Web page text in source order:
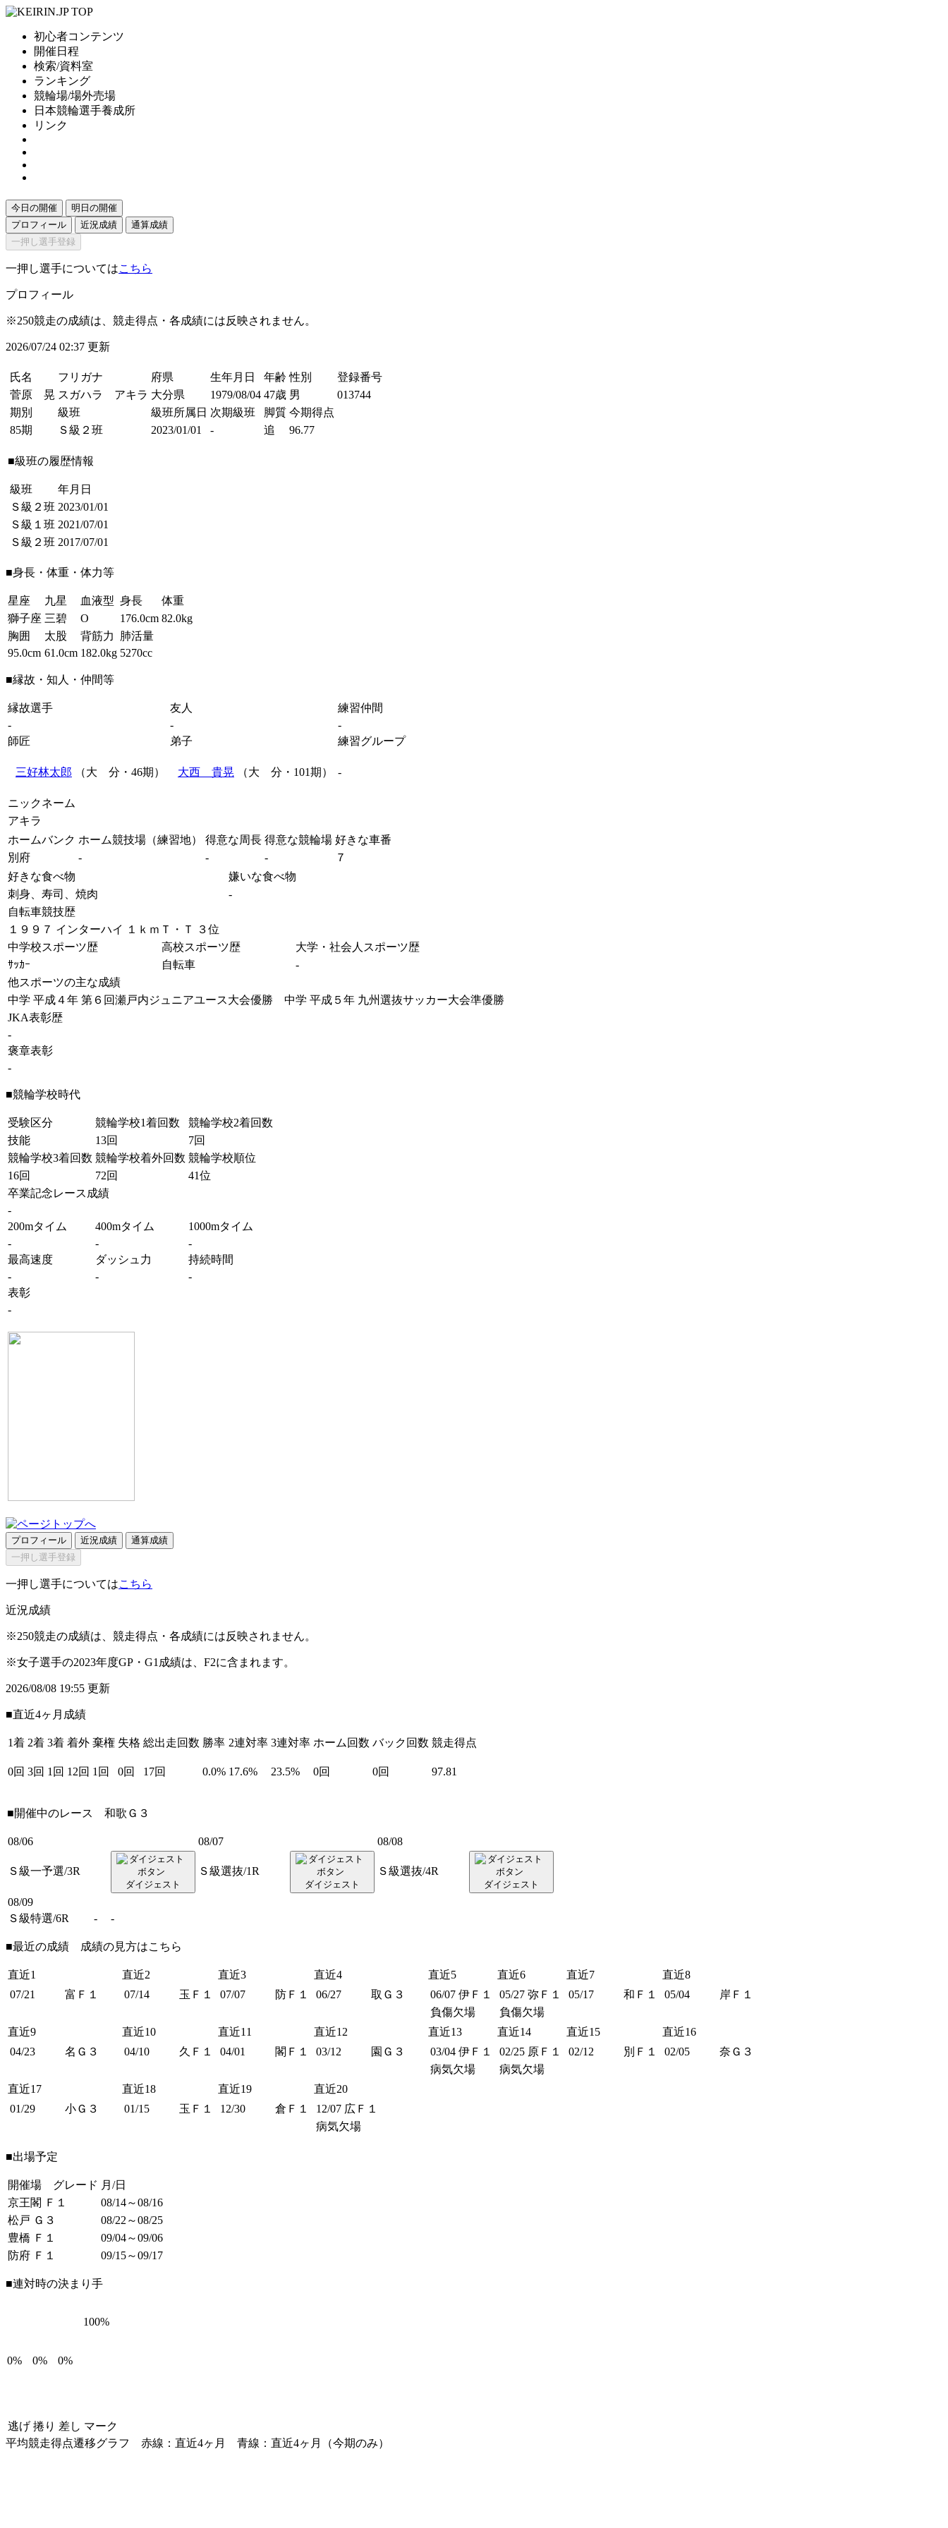
初心者コンテンツ
開催日程
検索/資料室
ランキング
競輪場/場外売場
日本競輪選手養成所
リンク
今日の開催
明日の開催
プロフィール
近況成績
通算成績
一押し選手登録
一押し選手についてはこちら
プロフィール
※250競走の成績は、競走得点・各成績には反映されません。
2026/07/24 02:37 更新
氏名 フリガナ 府県 生年月日 年齢 性別
登録番号
菅原 晃 スガハラ アキラ 大分県 1979/08/04 47歳 男
013744
期別
級班 級班所属日 次期級班 脚質 今期得点
85期
Ｓ級２班 2023/01/01 - 追 96.77
■級班の履歴情報
級班
年月日
Ｓ級２班 2023/01/01
Ｓ級１班 2021/07/01
Ｓ級２班 2017/07/01
■身長・体重・体力等
星座 九星 血液型 身長
体重
獅子座 三碧 O 176.0cm 82.0kg
胸囲
太股 背筋力
肺活量
95.0cm 61.0cm 182.0kg 5270cc
■縁故・知人・仲間等
縁故選手 友人
練習仲間
-
-
-
師匠
弟子 練習グループ
三好林太郎 （大 分・46期） 大西 貴晃 （大 分・101期） -
ニックネーム
アキラ
ホームバンク ホーム競技場（練習地） 得意な周長 得意な競輪場 好きな車番
別府
- - -
７
好きな食べ物
嫌いな食べ物
刺身、寿司、焼肉
-
自転車競技歴
１９９７ インターハイ １ｋｍＴ・Ｔ ３位
中学校スポーツ歴
高校スポーツ歴
大学・社会人スポーツ歴
ｻｯｶｰ
自転車
-
他スポーツの主な成績
中学 平成４年 第６回瀬戸内ジュニアユース大会優勝 中学 平成５年 九州選抜サッカー大会準優勝
JKA表彰歴
-
褒章表彰
-
■競輪学校時代
受験区分 競輪学校1着回数
競輪学校2着回数
技能
13回
7回
競輪学校3着回数 競輪学校着外回数 競輪学校順位
16回
72回
41位
卒業記念レース成績
-
200mタイム
400mタイム
1000mタイム
-
-
-
最高速度
ダッシュ力
持続時間
-
-
-
表彰
-
プロフィール 近況成績
通算成績
一押し選手登録
一押し選手についてはこちら
近況成績
※250競走の成績は、競走得点・各成績には反映されません。
※女子選手の2023年度GP・G1成績は、F2に含まれます。
2026/08/08 19:55 更新
■直近4ヶ月成績
1着 2着 3着 着外 棄権 失格 総出走回数 勝率 2連対率 3連対率 ホーム回数 バック回数 競走得点
0回 3回 1回 12回 1回 0回 17回 0.0% 17.6% 23.5% 0回 0回 97.81
■開催中のレース 和歌Ｇ３
08/06 08/07 08/08
Ｓ級一予選/3R
ダイジェスト
Ｓ級選抜/1R
ダイジェスト
Ｓ級選抜/4R
ダイジェスト
08/09
Ｓ級特選/6R
- -
■最近の成績 成績の見方はこちら
直近1 直近2 直近3 直近4 直近5 直近6 直近7
直近8
07/21
富Ｆ１ 07/14 玉Ｆ１ 07/07 防Ｆ１ 06/27 取Ｇ３ 06/07 伊Ｆ１
負傷欠場
05/27 弥Ｆ１
負傷欠場
05/17 和Ｆ１ 05/04 岸Ｆ１
直近9 直近10 直近11 直近12 直近13 直近14 直近15
直近16
04/23
名Ｇ３ 04/10 久Ｆ１ 04/01 閣Ｆ１ 03/12 園Ｇ３ 03/04 伊Ｆ１
病気欠場
02/25 原Ｆ１
病気欠場
02/12 別Ｆ１ 02/05 奈Ｇ３
直近17 直近18 直近19
直近20
01/29
小Ｇ３ 01/15 玉Ｆ１ 12/30 倉Ｆ１ 12/07 広Ｆ１
病気欠場
■出場予定
開催場 グレード 月/日
京王閣 Ｆ１
08/14～08/16
松戸 Ｇ３
08/22～08/25
豊橋 Ｆ１
09/04～09/06
防府 Ｆ１
09/15～09/17
■連対時の決まり手
0% 0% 0%
100%
逃げ 捲り 差し マーク
平均競走得点遷移グラフ 赤線：直近4ヶ月 青線：直近4ヶ月（今期のみ）